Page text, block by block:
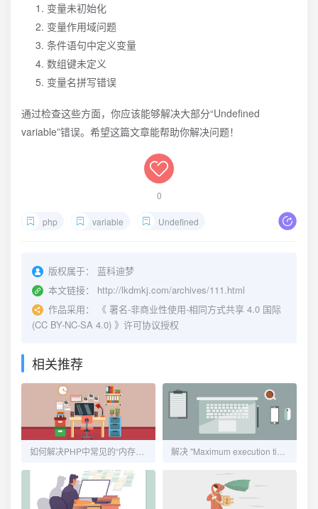
变量未初始化
变量作用域问题
条件语句中定义变量
数组键未定义
变量名拼写错误
通过检查这些方面，你应该能够解决大部分“Undefined
variable”错误。希望这篇文章能帮助你解决问题！
0
php variable Undefined
版权属于：
蓝科迪梦
本文链接：
http://lkdmkj.com/archives/111.html
作品采用：
《 署名-非商业性使用-相同方式共享 4.0 国际
(CC BY-NC-SA 4.0) 》许可协议授权
相关推荐